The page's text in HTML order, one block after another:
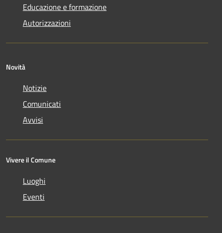
Educazione e formazione
Autorizzazioni
Novità
Notizie
Comunicati
Avvisi
Vivere il Comune
Luoghi
Eventi